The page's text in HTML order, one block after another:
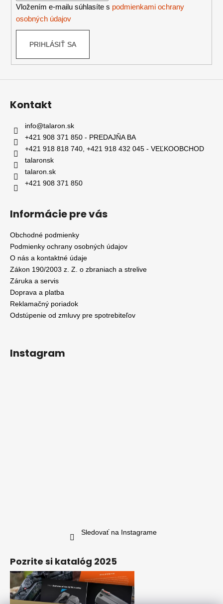
Vložením e-mailu súhlasíte s podmienkami ochrany
osobných údajov
PRIHLÁSIŤ SA
Kontakt
info@talaron.sk
+421 908 371 850 - PREDAJŇA BA
+421 918 818 740, +421 918 432 045 - VEĽKOOBCHOD
talaronsk
talaron.sk
+421 908 371 850
Informácie pre vás
Obchodné podmienky
Podmienky ochrany osobných údajov
O nás a kontaktné údaje
Zákon 190/2003 z. Z. o zbraniach a strelive
Záruka a servis
Doprava a platba
Reklamačný poriadok
Odstúpenie od zmluvy pre spotrebiteľov
Instagram
Sledovať na Instagrame
Pozrite si katalóg 2025